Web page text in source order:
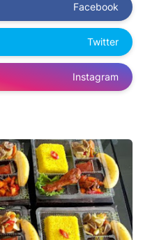
Facebook
Twitter
Instagram